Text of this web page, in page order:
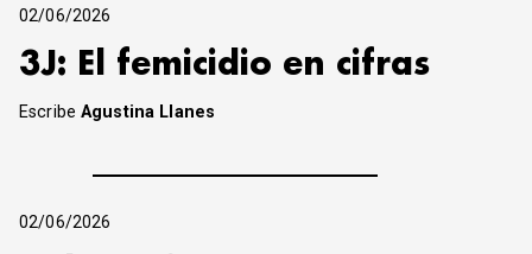
02/06/2026
3J: El femicidio en cifras
EscribeAgustina Llanes
02/06/2026